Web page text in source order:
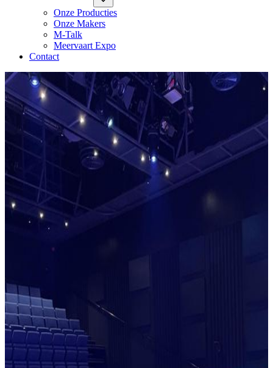
Onze Producties
Onze Makers
M-Talk
Meervaart Expo
Contact